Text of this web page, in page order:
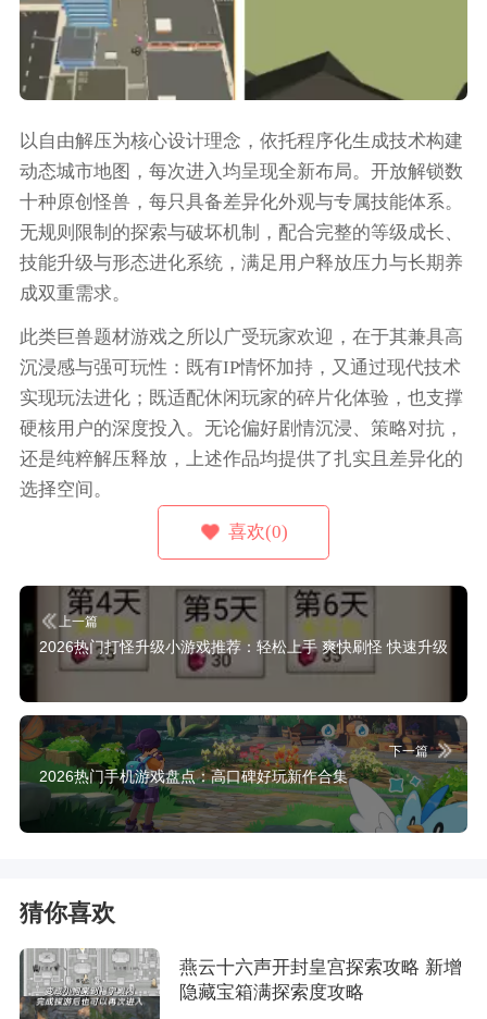
以自由解压为核心设计理念，依托程序化生成技术构建
动态城市地图，每次进入均呈现全新布局。开放解锁数
十种原创怪兽，每只具备差异化外观与专属技能体系。
无规则限制的探索与破坏机制，配合完整的等级成长、
技能升级与形态进化系统，满足用户释放压力与长期养
成双重需求。
此类巨兽题材游戏之所以广受玩家欢迎，在于其兼具高
沉浸感与强可玩性：既有IP情怀加持，又通过现代技术
实现玩法进化；既适配休闲玩家的碎片化体验，也支撑
硬核用户的深度投入。无论偏好剧情沉浸、策略对抗，
还是纯粹解压释放，上述作品均提供了扎实且差异化的
选择空间。
喜欢(0)
上一篇
2026热门打怪升级小游戏推荐：轻松上手 爽快刷怪 快速升级
下一篇
2026热门手机游戏盘点：高口碑好玩新作合集
猜你喜欢
燕云十六声开封皇宫探索攻略 新增
隐藏宝箱满探索度攻略